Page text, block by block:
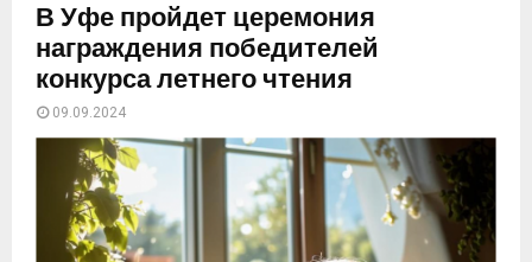
В Уфе пройдет церемония
награждения победителей
конкурса летнего чтения
09.09.2024